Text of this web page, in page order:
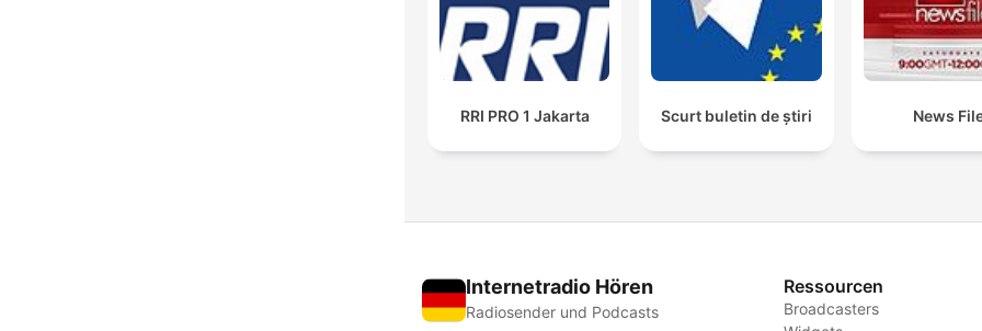
RRI PRO 1 Jakarta Scurt buletin de știri News
Internetradio Hören
Radiosender und Podcasts
Ressourcen
Broadcasters